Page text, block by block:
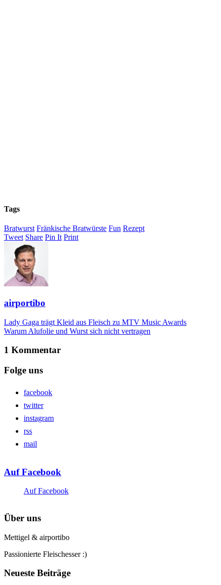
Tags
Bratwurst Fränkische Bratwürste Fun Rezept
Tweet Share Pin It Print
airportibo
Lady Gaga trägt Kleid aus Fleisch zu MTV Music Awards
Warum Alufolie und Wurst sich nicht vertragen
1 Kommentar
Folge uns
facebook
twitter
instagram
rss
mail
Auf Facebook
Auf Facebook
Über uns
Mettigel & airportibo
Passionierte Fleischesser :)
Neueste Beiträge